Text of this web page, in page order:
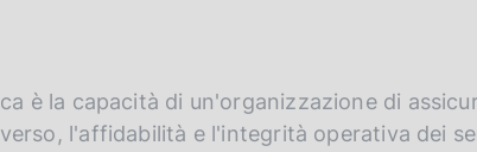
è la capacità di un'organizzazione di
l'affidabilità e l'integrità operativa dei